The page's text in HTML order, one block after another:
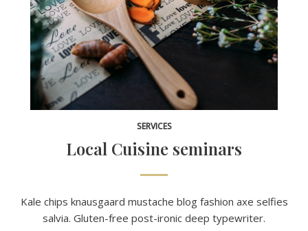
SERVICES
Local Cuisine seminars
Kale chips knausgaard mustache blog fashion axe selfies
salvia. Gluten-free post-ironic deep typewriter.